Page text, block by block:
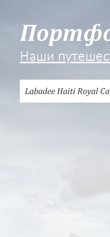
Наши
Labadee Haiti Royal